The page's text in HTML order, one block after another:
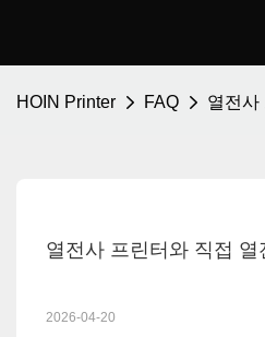
HOIN Printer FAQ 열전사
열전사 프린터와 직접
2026-04-20